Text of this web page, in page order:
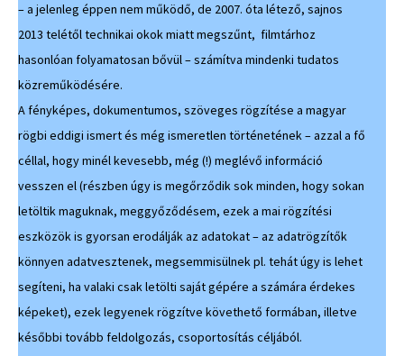
– a jelenleg éppen nem működő, de 2007. óta létező, sajnos
2013 telétől technikai okok miatt megszűnt, filmtárhoz
hasonlóan folyamatosan bővül – számítva mindenki tudatos
közreműködésére.
A fényképes, dokumentumos, szöveges rögzítése a magyar
rögbi eddigi ismert és még ismeretlen történetének – azzal a fő
céllal, hogy minél kevesebb, még (!) meglévő információ
vesszen el (részben úgy is megőrződik sok minden, hogy sokan
letöltik maguknak, meggyőződésem, ezek a mai rögzítési
eszközök is gyorsan erodálják az adatokat – az adatrögzítők
könnyen adatvesztenek, megsemmisülnek pl. tehát úgy is lehet
segíteni, ha valaki csak letölti saját gépére a számára érdekes
képeket), ezek legyenek rögzítve követhető formában, illetve
későbbi tovább feldolgozás, csoportosítás céljából.